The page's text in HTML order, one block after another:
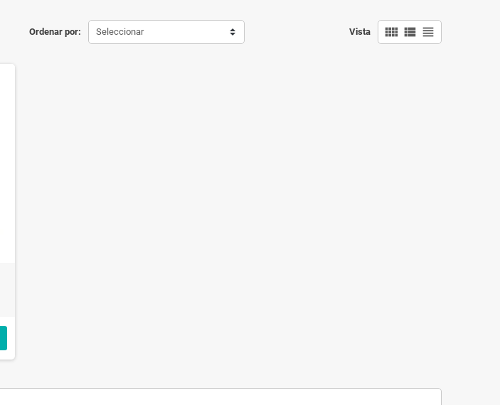
Ordenar por: Seleccionar Vista view_comfy view_list view_headline